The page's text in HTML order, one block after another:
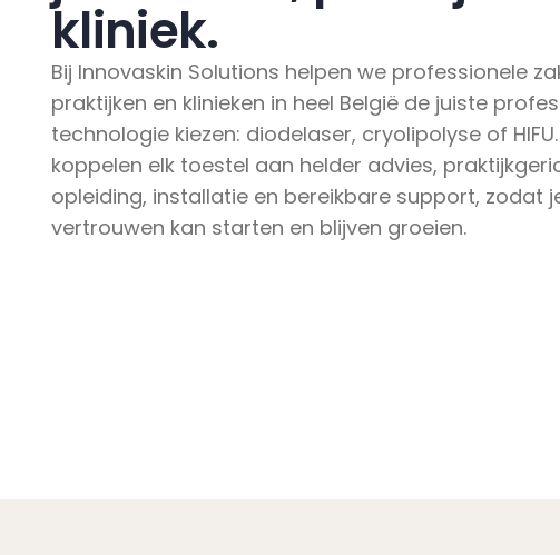
kliniek.
Bij Innovaskin Solutions helpen we professionele
praktijken en klinieken in heel België de juiste
technologie kiezen: diodelaser, cryolipolyse of
koppelen elk toestel aan helder advies,
opleiding, installatie en bereikbare support, zodat
vertrouwen kan starten en blijven groeien.